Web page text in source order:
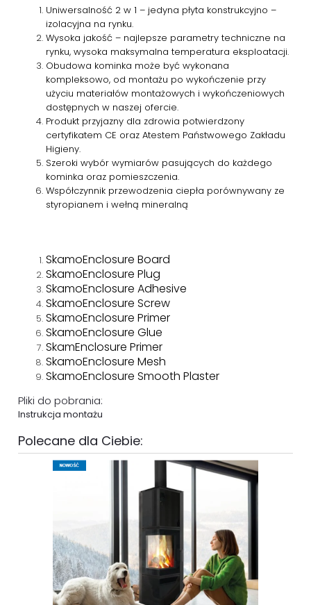
Uniwersalność 2 w 1 – jedyna płyta konstrukcyjno –
izolacyjna na rynku.
Wysoka jakość – najlepsze parametry techniczne na
rynku, wysoka maksymalna temperatura eksploatacji.
Obudowa kominka może być wykonana
kompleksowo, od montażu po wykończenie przy
użyciu materiałów montażowych i wykończeniowych
dostępnych w naszej ofercie.
Produkt przyjazny dla zdrowia potwierdzony
certyfikatem CE oraz Atestem Państwowego Zakładu
Higieny.
Szeroki wybór wymiarów pasujących do każdego
kominka oraz pomieszczenia.
Współczynnik przewodzenia ciepła porównywany ze
styropianem i wełną mineralną
SkamoEnclosure Board
SkamoEnclosure Plug
SkamoEnclosure Adhesive
SkamoEnclosure Screw
SkamoEnclosure Primer
SkamoEnclosure Glue
SkamEnclosure Primer
SkamoEnclosure Mesh
SkamoEnclosure Smooth Plaster
Pliki do pobrania:
Instrukcja montażu
Polecane dla Ciebie: